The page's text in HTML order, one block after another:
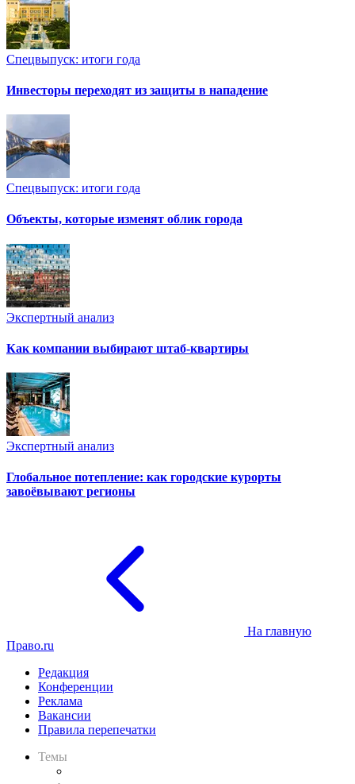
Спецвыпуск: итоги года
Инвесторы переходят из защиты в нападение
Спецвыпуск: итоги года
Объекты, которые изменят облик города
Экспертный анализ
Как компании выбирают штаб-квартиры
Экспертный анализ
Глобальное потепление: как городские курорты
завоёвывают регионы
На главную
Право.ru
Редакция
Конференции
Реклама
Вакансии
Правила перепечатки
Темы